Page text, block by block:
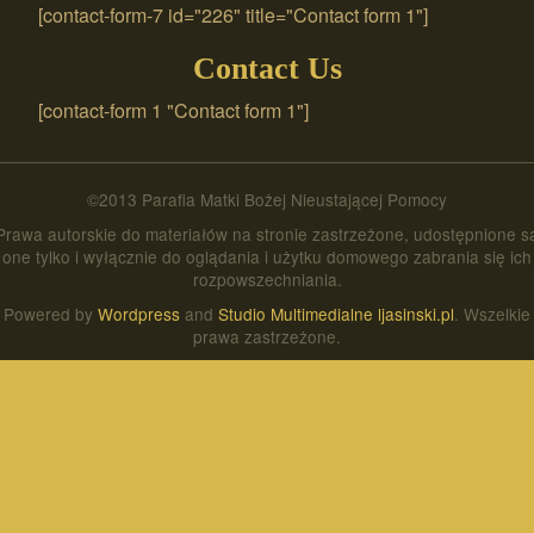
[contact-form-7 id="226" title="Contact form 1"]
Contact Us
[contact-form 1 "Contact form 1"]
©2013 Parafia Matki Bożej Nieustającej Pomocy
autorskie do materiałów na stronie zastrzeżone, udostępnione
one tylko i wyłącznie do oglądania i użytku domowego zabrania się ich
rozpowszechniania.
Powered by Wordpress and Studio Multimedialne ljasinski.pl . Wszelkie
prawa zastrzeżone.